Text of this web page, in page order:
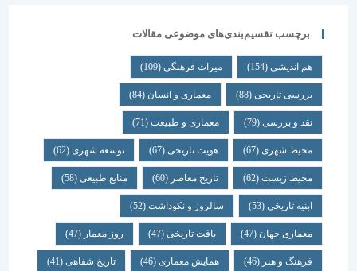
برچسب تقسیم‌بندی‌های موضوعی مقالات
هم اندیشی (154) میراث فرهنگی (109)
بررسی تاریخی (88) معماری و انسان (84)
نقد و بررسی (79) معماری و طبیعت (71)
محیط شهری(67) هویت تاریخی(67) توسعه شهری(62)
محیط زیست(62) تاریخ معاصر(60) منابع طبیعی(58)
ابنیه تاریخی(53) سالروز و نکوداشت(52)
معماری جهان (47) بافت تاریخی(47) روز معمار(47)
فرهنگ و هنر(46) همایش معماری (46) تاریخ شفاهی (41)